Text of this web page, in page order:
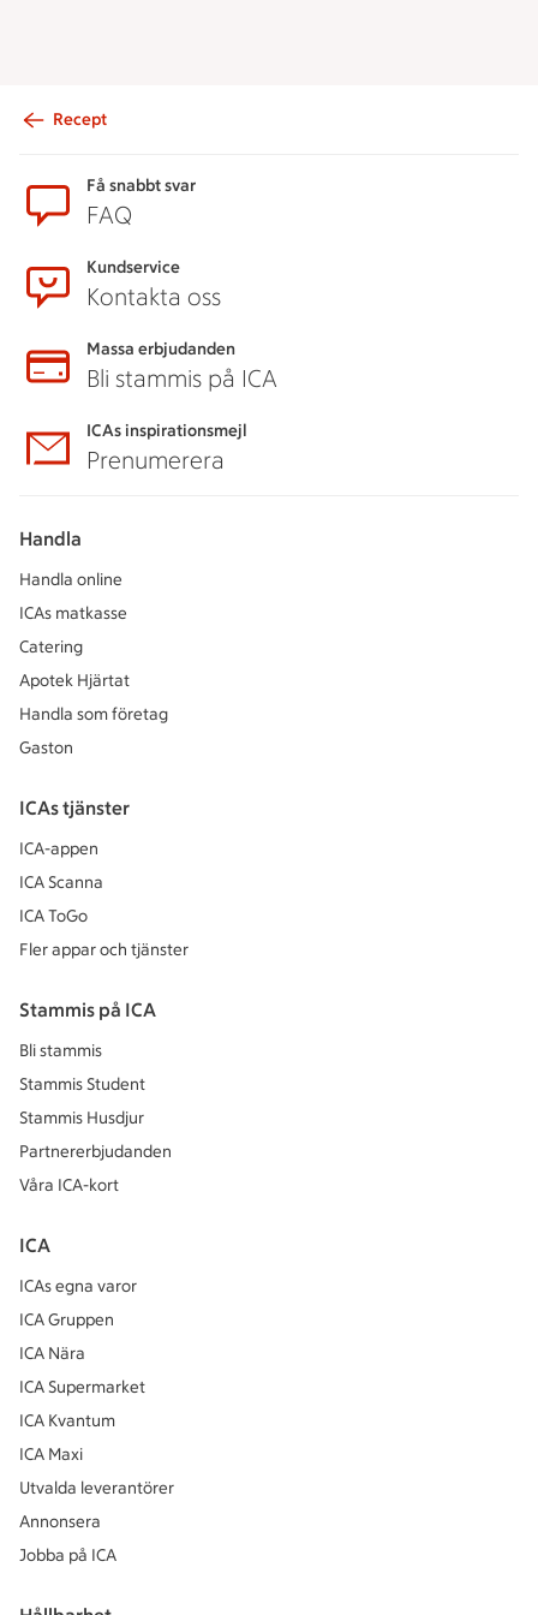
Recept
Få snabbt svar
FAQ
Kundservice
Kontakta oss
Massa erbjudanden
Bli stammis på ICA
ICAs inspirationsmejl
Prenumerera
Handla
Handla online
ICAs matkasse
Catering
Apotek Hjärtat
Handla som företag
Gaston
ICAs tjänster
ICA-appen
ICA Scanna
ICA ToGo
Fler appar och tjänster
Stammis på ICA
Bli stammis
Stammis Student
Stammis Husdjur
Partnererbjudanden
Våra ICA-kort
ICA
ICAs egna varor
ICA Gruppen
ICA Nära
ICA Supermarket
ICA Kvantum
ICA Maxi
Utvalda leverantörer
Annonsera
Jobba på ICA